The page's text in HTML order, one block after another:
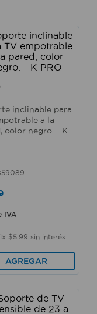
inclinable para
a la
color negro. - K
IVA
1x $5 99 sin interés
AGREGAR